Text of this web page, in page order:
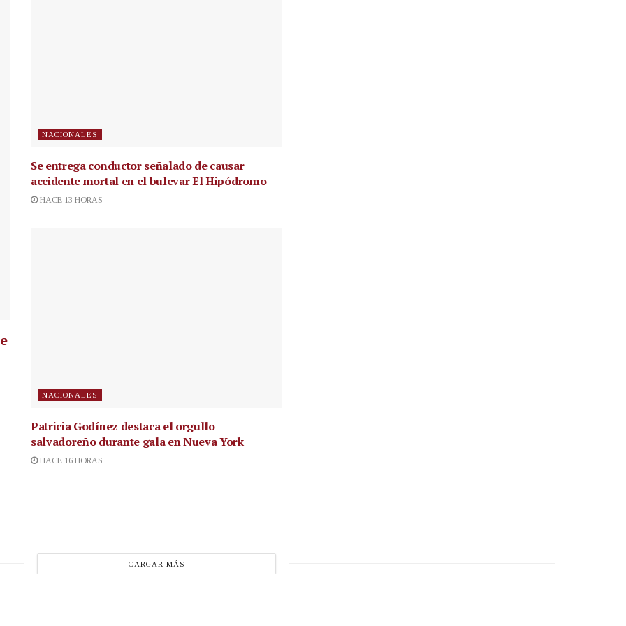
NACIONALES
Se entrega conductor señalado de causar
accidente mortal en el bulevar El Hipódromo
HACE 13 HORAS
NACIONALES
Patricia Godínez destaca el orgullo
salvadoreño durante gala en Nueva York
HACE 16 HORAS
CARGAR MÁS